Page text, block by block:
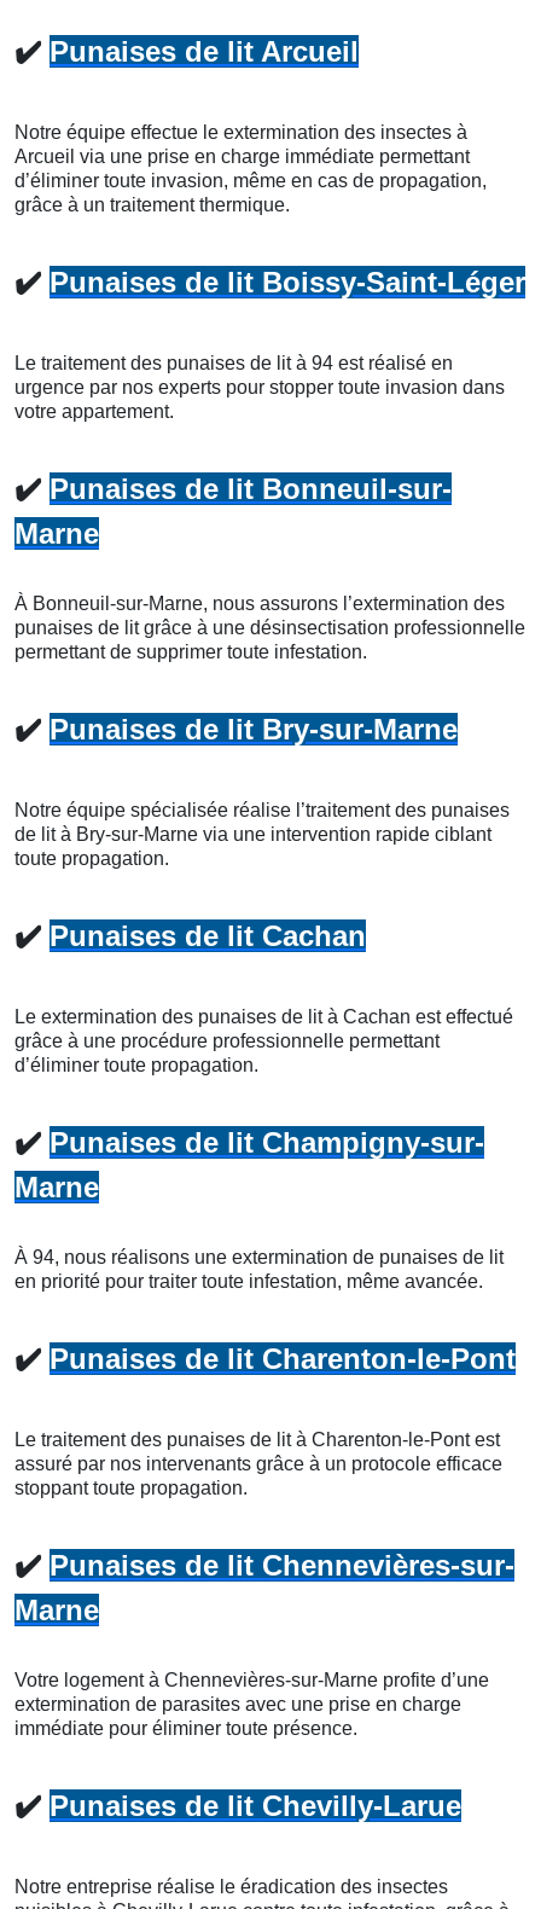
✔️ Punaises de lit Arcueil
Notre équipe effectue le extermination des insectes à
Arcueil via une prise en charge immédiate permettant
d’éliminer toute invasion, même en cas de propagation,
grâce à un traitement thermique.
✔️ Punaises de lit Boissy-Saint-Léger
Le traitement des punaises de lit à 94 est réalisé en
urgence par nos experts pour stopper toute invasion dans
votre appartement.
✔️ Punaises de lit Bonneuil-sur-
Marne
À Bonneuil-sur-Marne, nous assurons l’extermination des
punaises de lit grâce à une désinsectisation professionnelle
permettant de supprimer toute infestation.
✔️ Punaises de lit Bry-sur-Marne
Notre équipe spécialisée réalise l’traitement des punaises
de lit à Bry-sur-Marne via une intervention rapide ciblant
toute propagation.
✔️ Punaises de lit Cachan
Le extermination des punaises de lit à Cachan est effectué
grâce à une procédure professionnelle permettant
d’éliminer toute propagation.
✔️ Punaises de lit Champigny-sur-
Marne
À 94, nous réalisons une extermination de punaises de lit
en priorité pour traiter toute infestation, même avancée.
✔️ Punaises de lit Charenton-le-Pont
Le traitement des punaises de lit à Charenton-le-Pont est
assuré par nos intervenants grâce à un protocole efficace
stoppant toute propagation.
✔️ Punaises de lit Chennevières-sur-
Marne
Votre logement à Chennevières-sur-Marne profite d’une
extermination de parasites avec une prise en charge
immédiate pour éliminer toute présence.
✔️ Punaises de lit Chevilly-Larue
Notre entreprise réalise le éradication des insectes